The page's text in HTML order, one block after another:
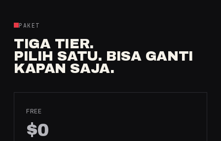
PAKET
TIGA TIER.
PILIH SATU. BISA GANTI
KAPAN SAJA.
FREE
$0